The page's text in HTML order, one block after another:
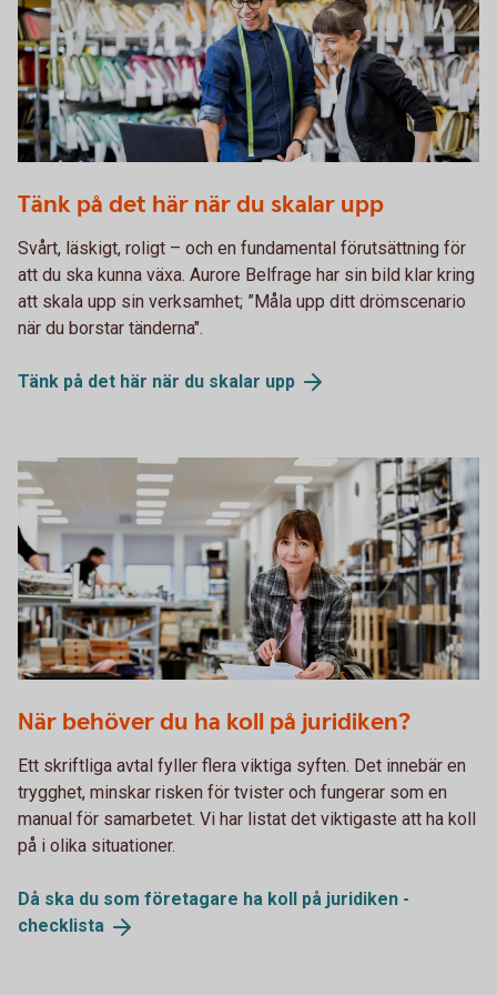
Tänk på det här när du skalar upp
Svårt, läskigt, roligt – och en fundamental förutsättning för
att du ska kunna växa. Aurore Belfrage har sin bild klar kring
att skala upp sin verksamhet; ”Måla upp ditt drömscenario
när du borstar tänderna".
Tänk på det här när du skalar upp
När behöver du ha koll på juridiken?
Ett skriftliga avtal fyller flera viktiga syften. Det innebär en
trygghet, minskar risken för tvister och fungerar som en
manual för samarbetet. Vi har listat det viktigaste att ha koll
på i olika situationer.
Då ska du som företagare ha koll på juridiken -
checklista